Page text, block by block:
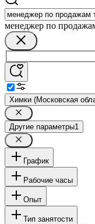
менеджер по
Химки (Московская
Другие параметры1
График
Рабочие часы
Опыт
Тип занятости